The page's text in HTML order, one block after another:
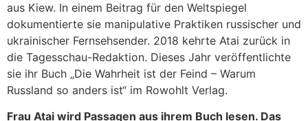
aus Kiew. In einem Beitrag für den Weltspiegel
dokumentierte sie manipulative Praktiken russischer und
ukrainischer Fernsehsender. 2018 kehrte Atai zurück in
die Tagesschau-Redaktion. Dieses Jahr veröffentlichte
sie ihr Buch „Die Wahrheit ist der Feind – Warum
Russland so anders ist“ im Rowohlt Verlag.
Frau Atai wird Passagen aus ihrem Buch lesen. Das